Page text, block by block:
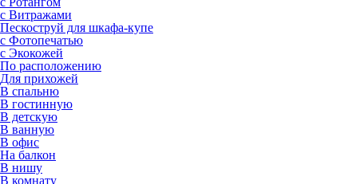
с Витражами
Пескоструй для шкафа-купе
с Фотопечатью
с Экокожей
По расположению
Для прихожей
В спальню
В гостинную
В детскую
В ванную
В офис
На балкон
В нишу
В комнату